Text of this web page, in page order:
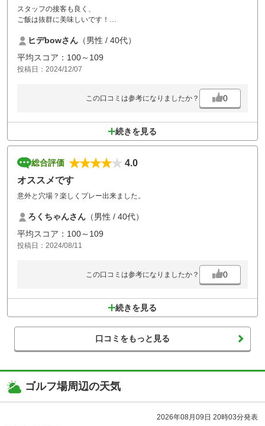
スタッフの接客も良く、
ご飯は抜群に美味しいです！
グリーンは難しいので苦労しました。
カート道からちょいと歩かなきゃ行けないので
乗入れ可、もしくは自動カートにして欲しい。
ヒデbowさん （男性 / 40代）
平均スコア：100～109
投稿日：2024/12/07
この口コミは参考になりましたか？ 0
続きを見る
総合評価
4.0
オススメです
意外と穴場？楽しくプレー出来ました。
ろくちゃんさん （男性 / 40代）
平均スコア：100～109
投稿日：2024/08/11
この口コミは参考になりましたか？ 0
続きを見る
口コミをもっと見る
ゴルフ場周辺の天気
2026年08月09日 20時03分発表